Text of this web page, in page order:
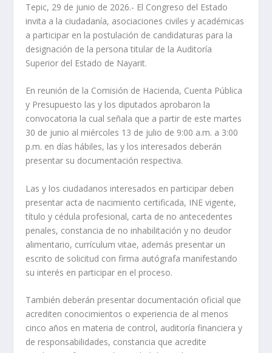
Tepic, 29 de junio de 2026.- El Congreso del Estado
invita a la ciudadanía, asociaciones civiles y académicas
a participar en la postulación de candidaturas para la
designación de la persona titular de la Auditoría
Superior del Estado de Nayarit.
En reunión de la Comisión de Hacienda, Cuenta Pública
y Presupuesto las y los diputados aprobaron la
convocatoria la cual señala que a partir de este martes
30 de junio al miércoles 13 de julio de 9:00 a.m. a 3:00
p.m. en días hábiles, las y los interesados deberán
presentar su documentación respectiva.
Las y los ciudadanos interesados en participar deben
presentar acta de nacimiento certificada, INE vigente,
título y cédula profesional, carta de no antecedentes
penales, constancia de no inhabilitación y no deudor
alimentario, currículum vitae, además presentar un
escrito de solicitud con firma autógrafa manifestando
su interés en participar en el proceso.
También deberán presentar documentación oficial que
acrediten conocimientos o experiencia de al menos
cinco años en materia de control, auditoría financiera y
de responsabilidades, constancia que acredite